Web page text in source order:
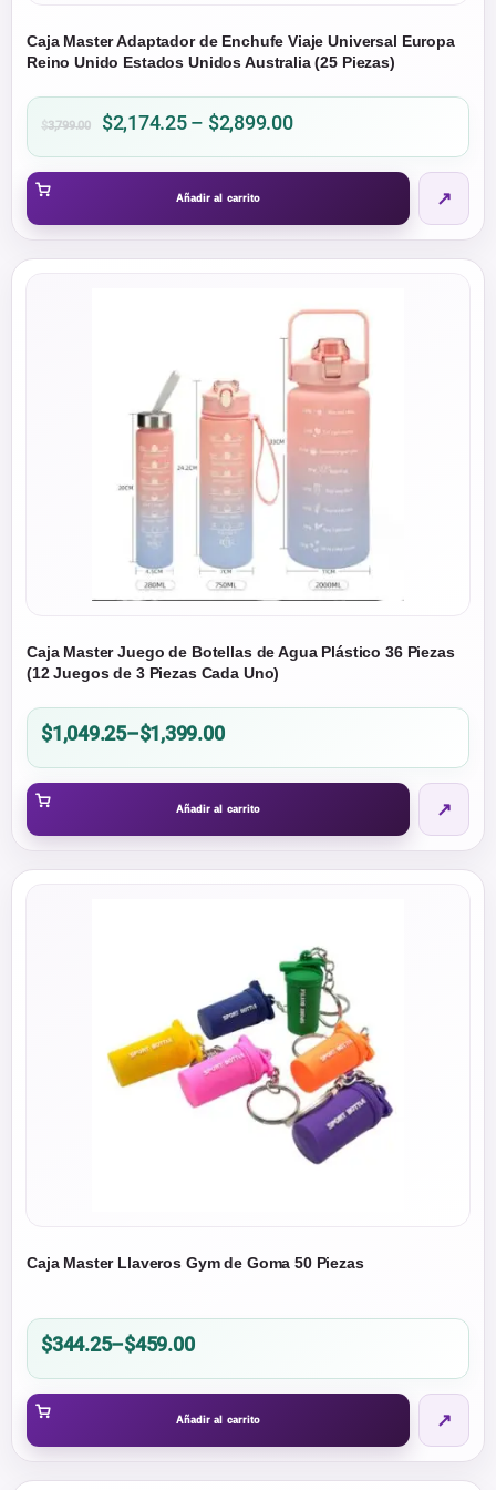
Caja Master Adaptador de Enchufe Viaje Universal Europa
Reino Unido Estados Unidos Australia (25 Piezas)
$3,799.00 $2,174.25 – $2,899.00Price
$2,174.25
$2,899.00
Añadir al carrito ↗
Caja Master Juego de Botellas de Agua Plástico 36 Piezas
(12 Juegos de 3 Piezas Cada Uno)
$1,049.25–$1,399.00
Price
$1,049.25
through
$1,399.00
Añadir al carrito ↗
Caja Master Llaveros Gym de Goma 50 Piezas
$344.25–$459.00
Price
$344.25
through
$459.00
Añadir al carrito ↗